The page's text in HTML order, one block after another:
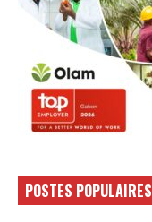
POSTES POPULAIRES